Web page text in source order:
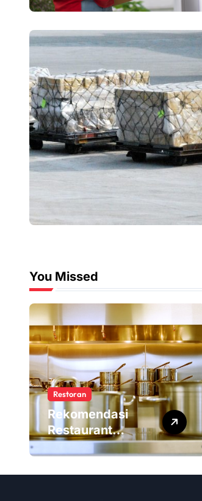
You Missed
Restoran
Rekomendasi
Restaurant
Kitchen Supplies
Terjangkau